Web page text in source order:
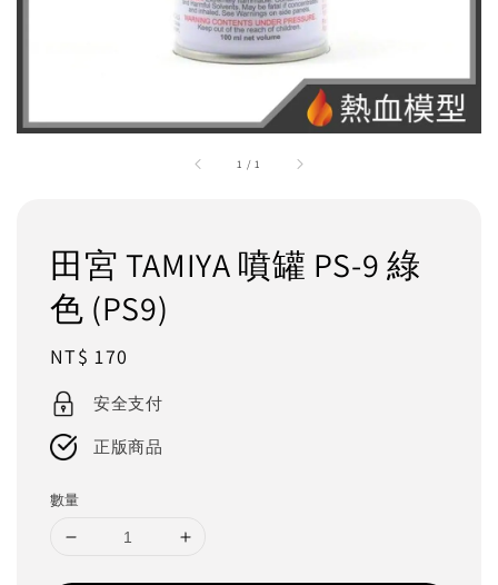
1 / 1
田宮 TAMIYA 噴罐 PS-9 綠
色 (PS9)
Regular
price
NT$ 170
安全支付
正版商品
數量